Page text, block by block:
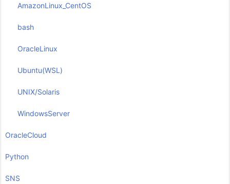
AmazonLinux_CentOS
bash
OracleLinux
Ubuntu(WSL)
UNIX/Solaris
WindowsServer
OracleCloud
Python
SNS